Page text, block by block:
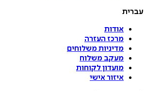
עברית
אודות
מרכז העזרה
מדיניות משלוחים
מעקב משלוח
מועדון לקוחות
איזור אישי